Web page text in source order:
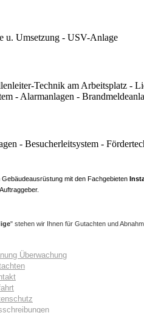
u. Umsetzung - USV-Anlage
Technik am Arbeitsplatz -
- Alarmanlagen -
- Besucherleitsystem -
mit den Fachgebieten
" stehen wir Ihnen für Gutachten und
Überwachung